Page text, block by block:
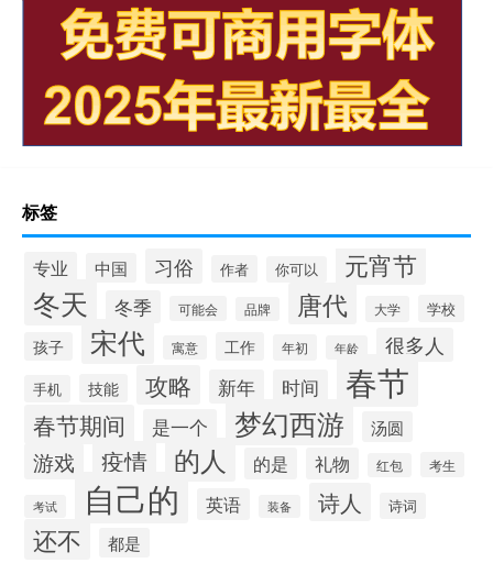
标签
专业 中国 习俗 作者 你可以 元宵节
冬天 冬季 可能会 品牌 唐代 大学 学校
孩子 宋代 寓意 工作 年初 年龄 很多人
手机 技能 攻略 新年 时间 春节
春节期间 是一个 梦幻西游 汤圆
游戏 疫情 的人 的是 礼物 红包 考生
考试 自己的 英语 装备 诗人 诗词
还不 都是